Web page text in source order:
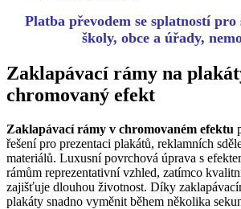
Platba převodem se splatností
školy, obce a úřady,
Zaklapávací rámy na
chromovaný efekt
Zaklapávací rámy v chromovaném efektu
řešení pro prezentaci plakátů, reklamních
materiálů. Luxusní povrchová úprava s
rámům reprezentativní vzhled, zatímco
zajišťuje dlouhou životnost. Díky
plakáty snadno vyměnit během několika